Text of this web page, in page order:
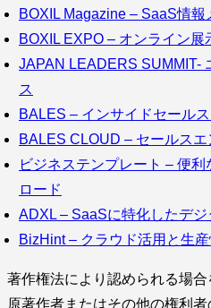
BOXIL Magazine – SaaS情報
BOXIL EXPO – オンライン展
JAPAN LEADERS SUMMIT-
ス
BALES – インサイドセール
BALES CLOUD – セールス
ビジネステンプレート – 便
ロード
ADXL – SaaSに特化したデ
BizHint – クラウド活用と生
著作権法により認められる場合
原著作者またはその他の権利